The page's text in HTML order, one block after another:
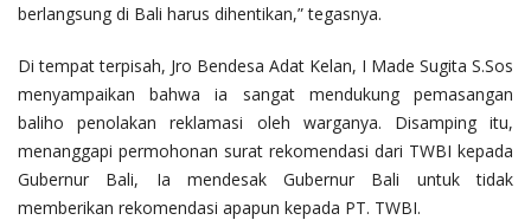
berlangsung di Bali harus dihentikan,” tegasnya.
Di tempat terpisah, Jro Bendesa Adat Kelan, I Made Sugita S.Sos
menyampaikan bahwa ia sangat mendukung pemasangan
baliho penolakan reklamasi oleh warganya. Disamping itu,
menanggapi permohonan surat rekomendasi dari TWBI kepada
Gubernur Bali, Ia mendesak Gubernur Bali untuk tidak
memberikan rekomendasi apapun kepada PT. TWBI.